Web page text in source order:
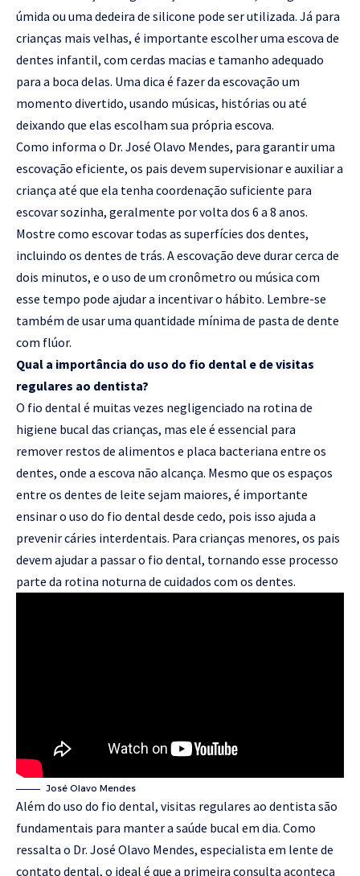
úmida ou uma dedeira de silicone pode ser utilizada. Já para
crianças mais velhas, é importante escolher uma escova de
dentes infantil, com cerdas macias e tamanho adequado
para a boca delas. Uma dica é fazer da escovação um
momento divertido, usando músicas, histórias ou até
deixando que elas escolham sua própria escova.
Como informa o Dr. José Olavo Mendes, para garantir uma
escovação eficiente, os pais devem supervisionar e auxiliar a
criança até que ela tenha coordenação suficiente para
escovar sozinha, geralmente por volta dos 6 a 8 anos.
Mostre como escovar todas as superfícies dos dentes,
incluindo os dentes de trás. A escovação deve durar cerca de
dois minutos, e o uso de um cronômetro ou música com
esse tempo pode ajudar a incentivar o hábito. Lembre-se
também de usar uma quantidade mínima de pasta de dente
com flúor.
Qual a importância do uso do fio dental e de visitas
regulares ao dentista?
O fio dental é muitas vezes negligenciado na rotina de
higiene bucal das crianças, mas ele é essencial para
remover restos de alimentos e placa bacteriana entre os
dentes, onde a escova não alcança. Mesmo que os espaços
entre os dentes de leite sejam maiores, é importante
ensinar o uso do fio dental desde cedo, pois isso ajuda a
prevenir cáries interdentais. Para crianças menores, os pais
devem ajudar a passar o fio dental, tornando esse processo
parte da rotina noturna de cuidados com os dentes.
José Olavo Mendes
Além do uso do fio dental, visitas regulares ao dentista são
fundamentais para manter a saúde bucal em dia. Como
ressalta o Dr. José Olavo Mendes, especialista em lente de
contato dental, o ideal é que a primeira consulta aconteça